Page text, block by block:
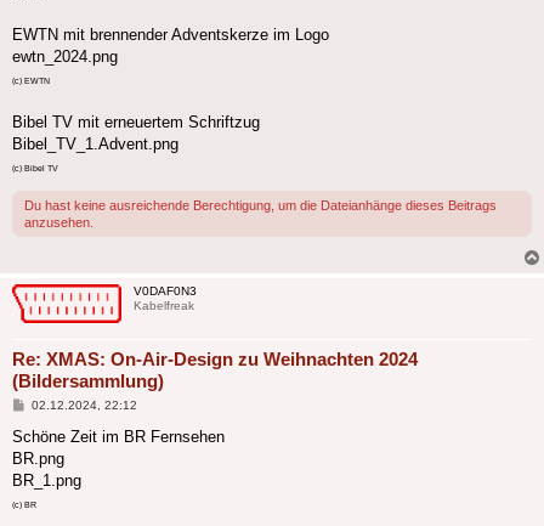
EWTN mit brennender Adventskerze im Logo
ewtn_2024.png
(c) EWTN
Bibel TV mit erneuertem Schriftzug
Bibel_TV_1.Advent.png
(c) Bibel TV
Du hast keine ausreichende Berechtigung, um die Dateianhänge dieses Beitrags
anzusehen.
V0DAF0N3
Kabelfreak
Re: XMAS: On-Air-Design zu Weihnachten 2024
(Bildersammlung)
Beitrag
02.12.2024, 22:12
Schöne Zeit im BR Fernsehen
BR.png
BR_1.png
(c) BR